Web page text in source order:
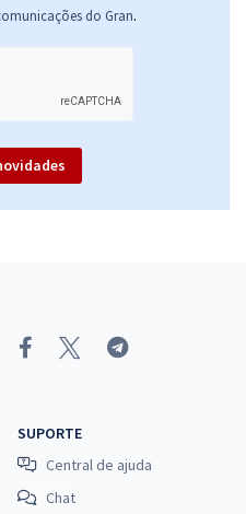
do Gran.
SUPORTE
Central de ajuda
Chat